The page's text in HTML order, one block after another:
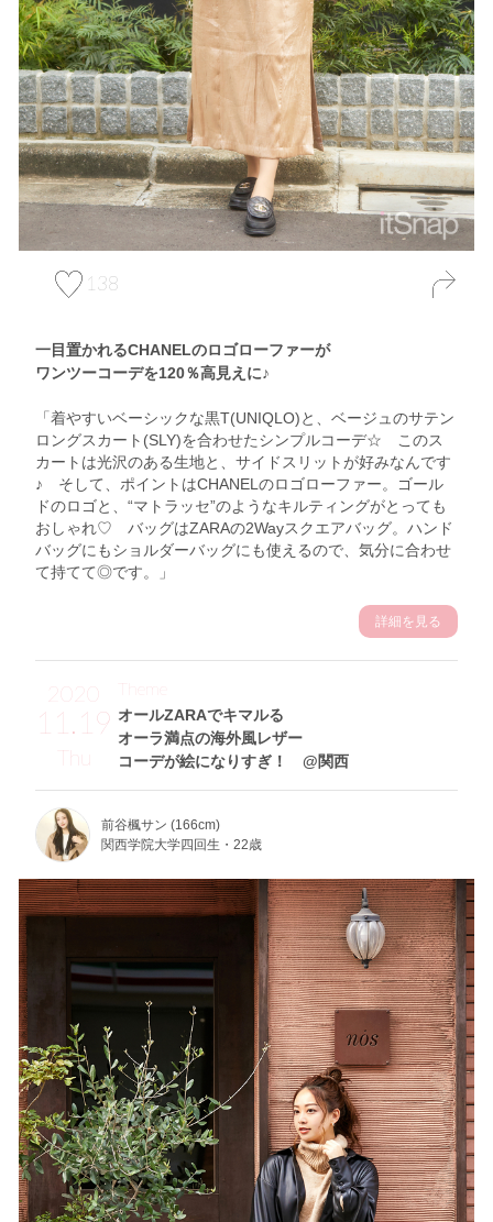
138
一目置かれるCHANELのロゴローファーが
ワンツーコーデを120％高見えに♪
「着やすいベーシックな黒T(UNIQLO)と、ベージュのサテン
ロングスカート(SLY)を合わせたシンプルコーデ☆ このス
カートは光沢のある生地と、サイドスリットが好みなんです
♪ そして、ポイントはCHANELのロゴローファー。ゴール
ドのロゴと、“マトラッセ”のようなキルティングがとっても
おしゃれ♡ バッグはZARAの2Wayスクエアバッグ。ハンド
バッグにもショルダーバッグにも使えるので、気分に合わせ
て持てて◎です。」
詳細を見る
11.19
Thu
オールZARAでキマルる
オーラ満点の海外風レザー
コーデが絵になりすぎ！ @関西
Theme
前谷楓サン (166cm)
関西学院大学四回生・22歳